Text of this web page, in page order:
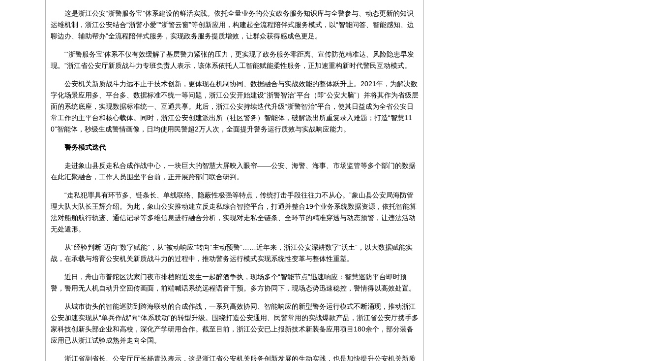
这是浙江公安“浙警服务宝”体系建设的鲜活实践。依托全量业务的公安政务服务知识库与全警参与、动态更新的知识
运维机制，浙江公安结合“浙警小爱”“浙警云窗”等创新应用，构建起全流程陪伴式服务模式，以“智能问答、智能感知、边
聊边办、辅助帮办”全流程陪伴式服务，实现政务服务提质增效，让群众获得感成色更足。
“‘浙警服务宝’体系不仅有效缓解了基层警力紧张的压力，更实现了政务服务零距离、宣传防范精准达、风险隐患早发
现。”浙江省公安厅新质战斗力专班负责人表示，该体系依托人工智能赋能柔性服务，正加速重构新时代警民互动模式。
公安机关新质战斗力远不止于技术创新，更体现在机制协同、数据融合与实战效能的整体跃升上。2021年，为解决数
字化场景应用多、平台多、数据标准不统一等问题，浙江公安开始建设“浙警智治”平台（即“公安大脑”）并将其作为省级层
面的系统底座，实现数据标准统一、互通共享。此后，浙江公安持续迭代升级“浙警智治”平台，使其日益成为全省公安日
常工作的主平台和核心载体。同时，浙江公安创建派出所（社区警务）智能体，破解派出所重复录入难题；打造“智慧11
0”智能体，秒级生成警情画像，日均使用民警超2万人次，全面提升警务运行质效与实战响应能力。
警务模式迭代
走进象山县反走私合成作战中心，一块巨大的智慧大屏映入眼帘——公安、海警、海事、市场监管等多个部门的数据
在此汇聚融合，工作人员围坐平台前，正开展跨部门联合研判。
“走私犯罪具有环节多、链条长、单线联络、隐蔽性极强等特点，传统打击手段往往力不从心。”象山县公安局海防管
理大队大队长王辉介绍。为此，象山公安推动建立反走私综合智控平台，打通并整合19个业务系统数据资源，依托智能算
法对船舶航行轨迹、通信记录等多维信息进行融合分析，实现对走私全链条、全环节的精准穿透与动态预警，让违法活动
无处遁形。
从“经验判断”迈向“数字赋能”，从“被动响应”转向“主动预警”……近年来，浙江公安深耕数字“沃土”，以大数据赋能实
战，在承载与培育公安机关新质战斗力的过程中，推动警务运行模式实现系统性变革与整体性重塑。
近日，舟山市普陀区沈家门夜市排档附近发生一起醉酒争执，现场多个“智能节点”迅速响应：智慧巡防平台即时预
警，警用无人机自动升空回传画面，前端喊话系统远程语音干预。多方协同下，现场态势迅速稳控，警情得以高效处置。
从城市街头的智能巡防到跨海联动的合成作战，一系列高效协同、智能响应的新型警务运行模式不断涌现，推动浙江
公安加速实现从“单兵作战”向“体系联动”的转型升级。围绕打造公安通用、民警常用的实战爆款产品，浙江省公安厅携手多
家科技创新头部企业和高校，深化产学研用合作。截至目前，浙江公安已上报新技术新装备应用项目180余个，部分装备
应用已从浙江试验成熟并走向全国。
浙江省副省长、公安厅厅长杨青玖表示，这是浙江省公安机关服务创新发展的生动实践，也是加快提升公安机关新质